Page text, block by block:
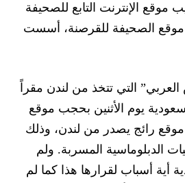
موقع الإنترنت التابع للصحيفة
الصحيفة للقرصنة، أسست
التي تتخذ من لندن مقراً
يوم الأثنين بحجب موقع
رائج يصدر من لندن، وذلك
الدبلوماسية المسربة. ولم
أية أسباب لقرارها هذا كما لم